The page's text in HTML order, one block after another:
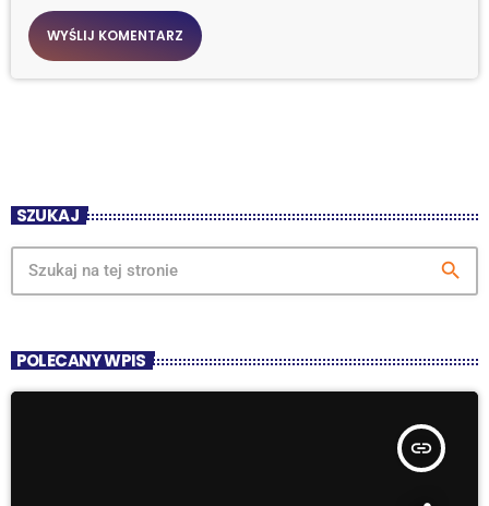
SZUKAJ
search
POLECANY WPIS
insert_link